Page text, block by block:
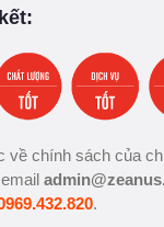
về chính sách của
.